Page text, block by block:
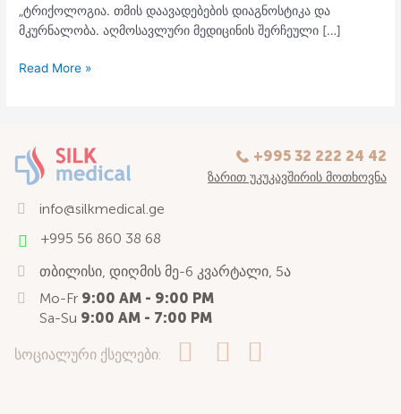
„ტრიქოლოგია. თმის დაავადებების დიაგნოსტიკა და
მკურნალობა. აღმოსავლური მედიცინის შერჩეული […]
Read More »
+995 32 222 24 42
ᲖᲐᲠᲘᲗ ᲣᲙᲣᲙᲐᲕᲨᲘᲠᲘᲡ ᲛᲝᲗᲮᲝᲕᲜᲐ
info@silkmedical.ge
+995 56 860 38 68
თბილისი, დიღმის მე-6 კვარტალი, 5ა
Mo-Fr 9:00 AM - 9:00 PM
Sa-Su 9:00 AM - 7:00 PM
სოციალური ქსელები: